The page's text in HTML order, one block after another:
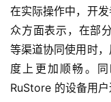
机
游
戏
单
机
在实际操作中，开
众方面表示，在部
等渠道协同使用时
度上更加顺畅。
RuStore 的设备用户